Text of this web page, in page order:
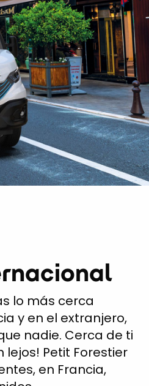
lo más cerca
y en el extranjero,
nadie. Cerca de ti
lejos! Petit Forestier
en Francia,